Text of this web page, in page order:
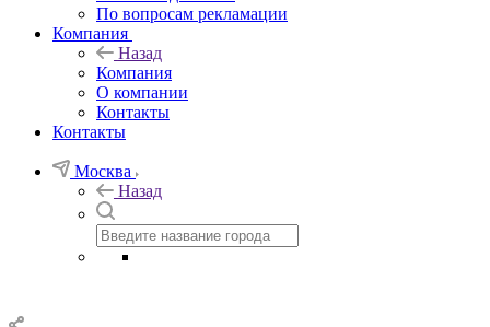
По вопросам рекламации
Компания
Назад
Компания
О компании
Контакты
Контакты
Москва
Назад